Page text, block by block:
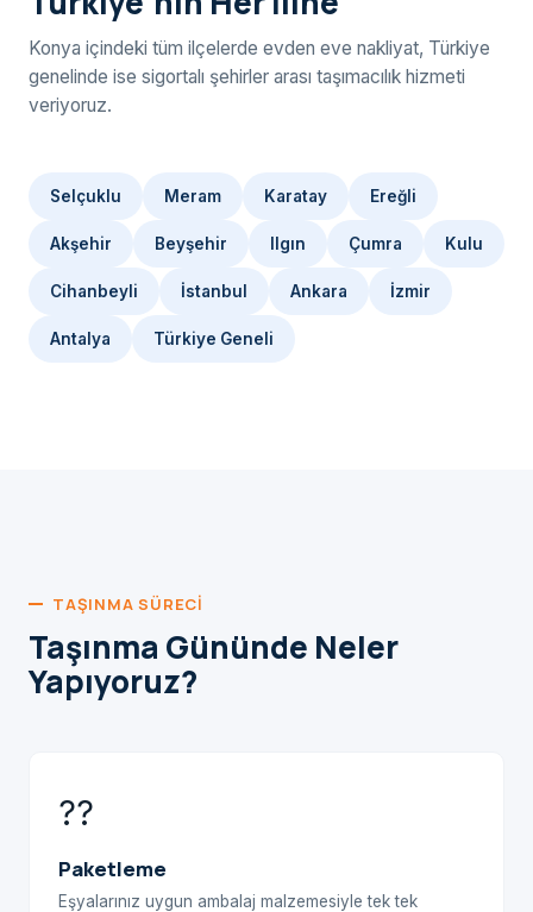
Konya içindeki tüm ilçelerde evden eve nakliyat, Türkiye
genelinde ise sigortalı şehirler arası taşımacılık hizmeti
veriyoruz.
Selçuklu Meram Karatay Ereğli
Akşehir Beyşehir Ilgın Çumra Kulu
Cihanbeyli İstanbul Ankara İzmir
Antalya Türkiye Geneli
TAŞINMA SÜRECI
Taşınma Gününde Neler
Yapıyoruz?
??
Paketleme
Eşyalarınız uygun ambalaj malzemesiyle tek tek